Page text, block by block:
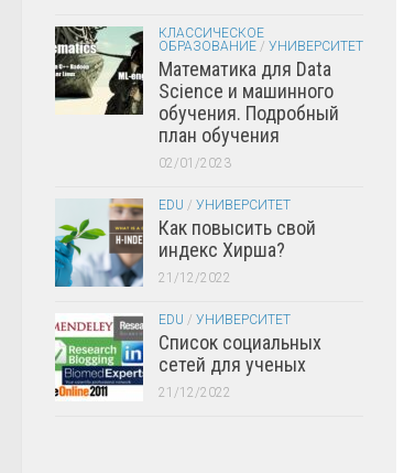
КЛАССИЧЕСКОЕ
ОБРАЗОВАНИЕ / УНИВЕРСИТЕТ
Математика для Data
Science и машинного
обучения. Подробный
план обучения
02/01/2023
EDU / УНИВЕРСИТЕТ
Как повысить свой
индекс Хирша?
21/12/2022
EDU / УНИВЕРСИТЕТ
Список социальных
сетей для ученых
21/12/2022